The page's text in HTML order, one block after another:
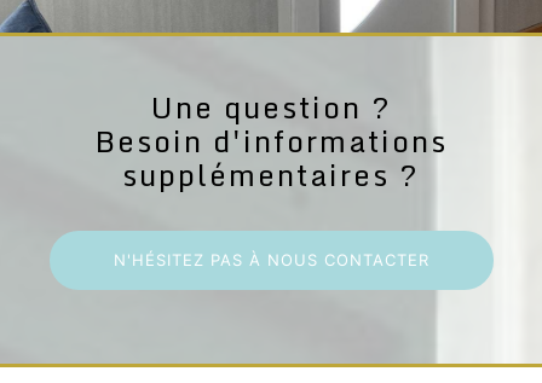
Une question ?
Besoin d'informations
supplémentaires ?
N'HÉSITEZ PAS À NOUS CONTACTER